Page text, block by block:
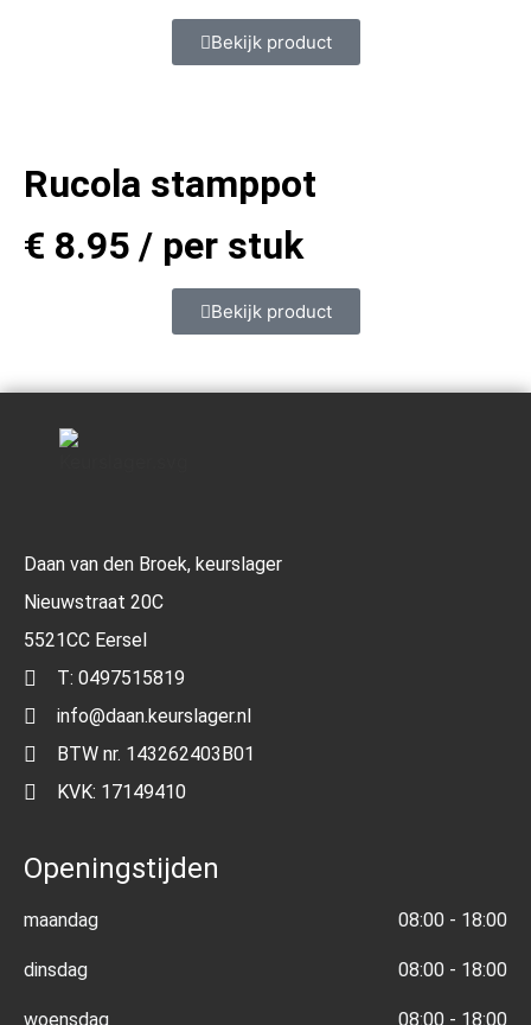
Bekijk product
Rucola stamppot
€ 8.95 / per stuk
Bekijk product
Daan van den Broek, keurslager
Nieuwstraat 20C
5521CC Eersel
T: 0497515819
info@daan.keurslager.nl
BTW nr. 143262403B01
KVK: 17149410
Openingstijden
maandag 08:00 - 18:00
dinsdag 08:00 - 18:00
woensdag 08:00 - 18:00